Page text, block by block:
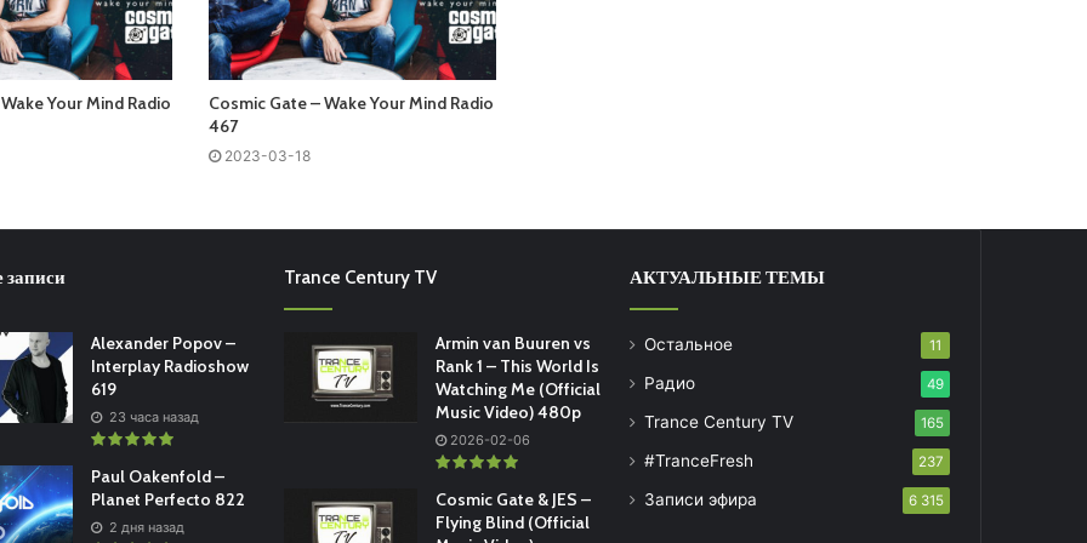
Your Mind Radio
Cosmic Gate – Wake Your Mind Radio
467
2023-03-18
Alexander Popov –
Interplay Radioshow
619
23 часа назад
Paul Oakenfold –
Planet Perfecto 822
2 дня назад
Trance Century TV
Armin van Buuren vs
Rank 1 – This World Is
Watching Me (Official
Music Video) 480p
2026-02-06
Cosmic Gate & JES –
Flying Blind (Official
АКТУАЛЬНЫЕ ТЕМЫ
Остальное 11
Радио 49
Trance Century TV 165
#TranceFresh 237
Записи эфира 6 315